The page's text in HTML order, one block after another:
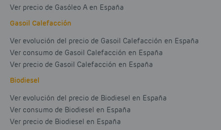
Ver precio de Gasóleo A en España
Gasoil Calefacción
Ver evolución del precio de Gasoil Calefacción en España
Ver consumo de Gasoil Calefacción en España
Ver precio de Gasoil Calefacción en España
Biodiesel
Ver evolución del precio de Biodiesel en España
Ver consumo de Biodiesel en España
Ver precio de Biodiesel en España